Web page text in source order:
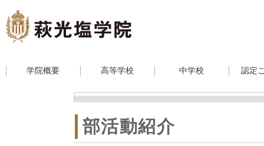
学院概要 高等学校 中学校 認定
部活動紹介